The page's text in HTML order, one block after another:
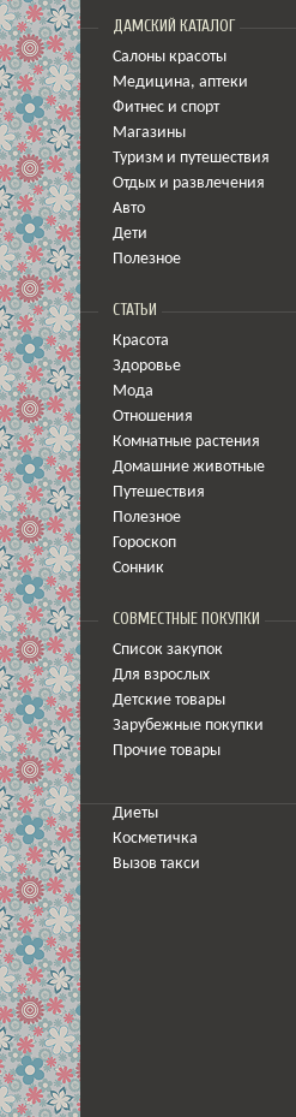
ДАМСКИЙ КАТАЛОГ
Салоны красоты
Медицина, аптеки
Фитнес и спорт
Магазины
Туризм и путешествия
Отдых и развлечения
Авто
Дети
Полезное
СТАТЬИ
Красота
Здоровье
Мода
Отношения
Комнатные растения
Домашние животные
Путешествия
Полезное
Гороскоп
Сонник
СОВМЕСТНЫЕ ПОКУПКИ
Список закупок
Для взрослых
Детские товары
Зарубежные покупки
Прочие товары
Диеты
Косметичка
Вызов такси